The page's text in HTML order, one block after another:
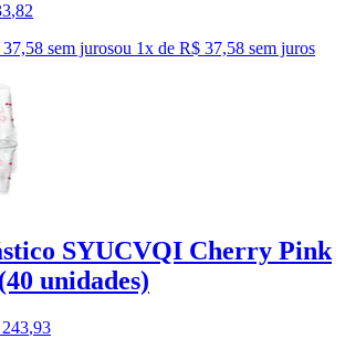
,82
sem jurosou 1x de R$ 37,58 sem juros
SYUCVQI Cherry Pink
unidades)
243,93